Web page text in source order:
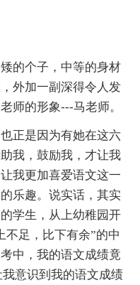
的个子，中等的身材
外加一副深得令人发
师的形象---马老师。
正是因为有她在这六
我，鼓励我，才让我
我更加喜爱语文这一
乐趣。说实话，其实
学生，从上幼稚园开
不足，比下有余”的中
中，我的语文成绩竟
意识到我的语文成绩